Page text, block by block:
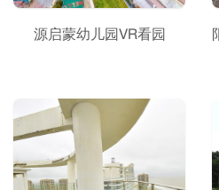
源启蒙幼儿园VR看园